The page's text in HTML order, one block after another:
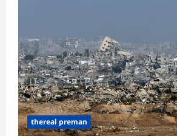
thereal preman